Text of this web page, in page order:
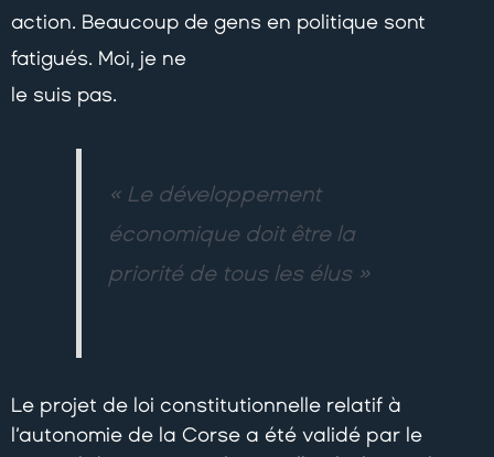
action. Beaucoup de gens en politique sont
fatigués. Moi, je ne
le suis pas.
« Le développement
économique doit être la
priorité de tous les élus »
Le projet de loi constitutionnelle relatif à
l’autonomie de la Corse a été validé par le